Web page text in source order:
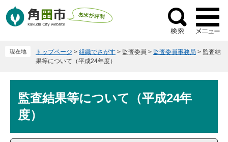
ー
ニ
検
索
現在地 トップページ > 組織でさがす > 監査委員 > 監査委員事務局 > 監査結
果等について（平成24年度）
監査結果等について（平成24年
度）